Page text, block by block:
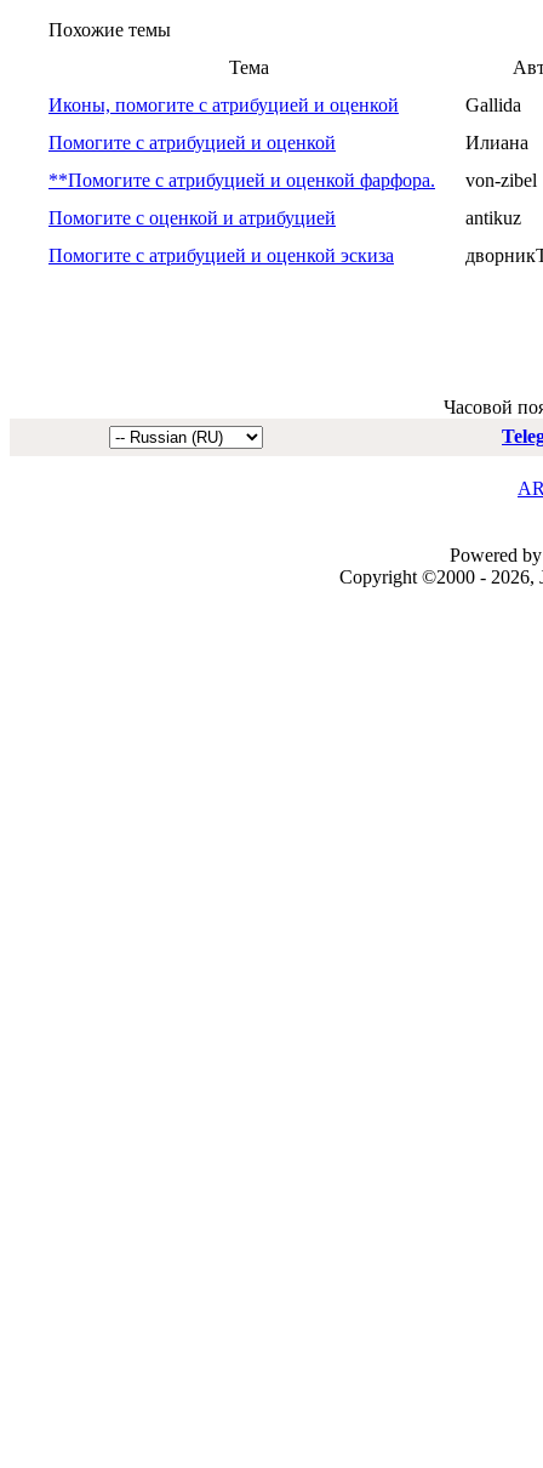
Похожие темы
Тема
Иконы, помогите с атрибуцией и оценкой
Gallida
Помогите с атрибуцией и оценкой
Илиана
**Помогите с атрибуцией и оценкой фарфора.
von-zibel
Помогите с оценкой и атрибуцией
antikuz
Помогите с атрибуцией и оценкой эскиза
Часовой
Powered
Copyright ©2000 - 2026,